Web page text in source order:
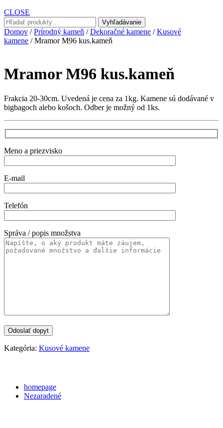
CLOSE
Hľadať:
Vyhľadávanie
Domov /Prírodný kameň /Dekoračné kamene /Kusové
kamene / Mramor M96 kus.kameň
Mramor M96 kus.kameň
Frakcia 20-30cm. Uvedená je cena za 1kg. Kamene sú dodávané v
bigbagoch alebo košoch. Odber je možný od 1ks.
Meno a priezvisko
E-mail
Telefón
Správa / popis množstva
Kategória: Kusové kamene
homepage
Nezaradené